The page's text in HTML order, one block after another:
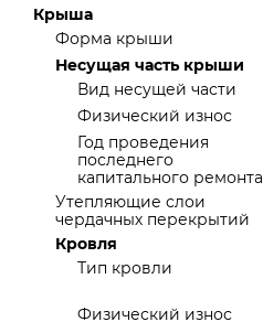
Крыша
Форма крыши
Несущая часть крыши
Вид несущей части
Физический износ
Год проведения
последнего
капитального ремонта
Утепляющие слои
чердачных перекрытий
Кровля
Тип кровли
Физический износ